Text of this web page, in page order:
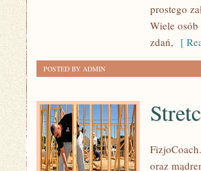
prostego
Wiele
zdań, [
POSTED BY ADMIN
oraz